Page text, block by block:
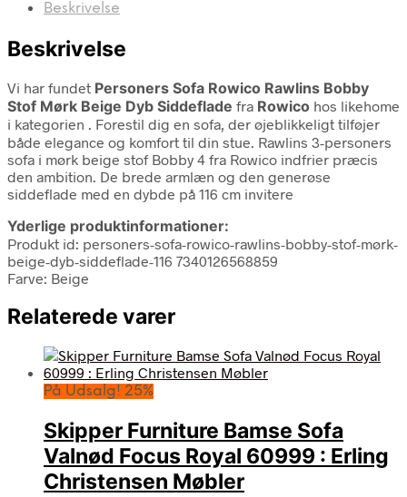
Beskrivelse
Beskrivelse
Vi har fundet Personers Sofa Rowico Rawlins Bobby
Stof Mørk Beige Dyb Siddeflade fra Rowico hos likehome
i kategorien . Forestil dig en sofa, der øjeblikkeligt tilføjer
både elegance og komfort til din stue. Rawlins 3-personers
sofa i mørk beige stof Bobby 4 fra Rowico indfrier præcis
den ambition. De brede armlæn og den generøse
siddeflade med en dybde på 116 cm invitere
Yderlige produktinformationer:
Produkt id: personers-sofa-rowico-rawlins-bobby-stof-mørk-
beige-dyb-siddeflade-116 7340126568859
Farve: Beige
Relaterede varer
På Udsalg! 25%
Skipper Furniture Bamse Sofa
Valnød Focus Royal 60999 : Erling
Christensen Møbler